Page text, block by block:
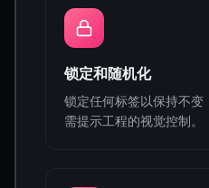
锁定和随机化
锁定任何标签以保持不
需提示工程的视觉控制。